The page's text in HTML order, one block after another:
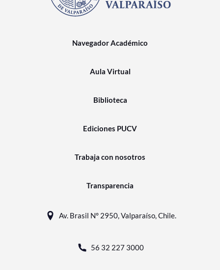
Navegador Académico
Aula Virtual
Biblioteca
Ediciones PUCV
Trabaja con nosotros
Transparencia
Av. Brasil N° 2950, Valparaíso, Chile.
56 32 227 3000